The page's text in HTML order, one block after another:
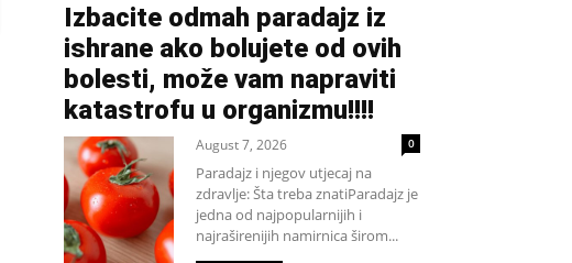
Izbacite odmah paradajz iz
ishrane ako bolujete od ovih
bolesti, može vam napraviti
katastrofu u organizmu!!!!
August 7, 2026 0
Paradajz i njegov utjecaj na
zdravlje: Šta treba znatiParadajz je
jedna od najpopularnijih i
najraširenijih namirnica širom...